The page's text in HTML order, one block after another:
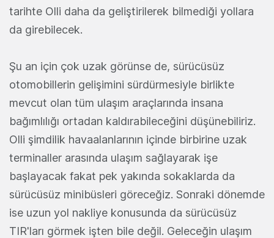
tarihte Olli daha da geliştirilerek bilmediği yollara
da girebilecek.
Şu an için çok uzak görünse de, sürücüsüz
otomobillerin gelişimini sürdürmesiyle birlikte
mevcut olan tüm ulaşım araçlarında insana
bağımlılığı ortadan kaldırabileceğini düşünebiliriz.
Olli şimdilik havaalanlarının içinde birbirine uzak
terminaller arasında ulaşım sağlayarak işe
başlayacak fakat pek yakında sokaklarda da
sürücüsüz minibüsleri göreceğiz. Sonraki dönemde
ise uzun yol nakliye konusunda da sürücüsüz
TIR'ları görmek işten bile değil. Geleceğin ulaşım